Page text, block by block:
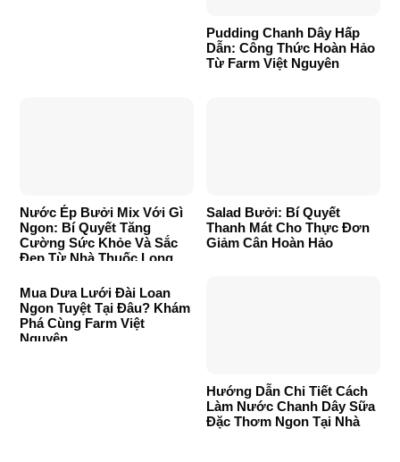
Pudding Chanh Dây Hấp
Dẫn: Công Thức Hoàn Hảo
Từ Farm Việt Nguyên
Nước Ép Bưởi Mix Với Gì
Ngon: Bí Quyết Tăng
Cường Sức Khỏe Và Sắc
Đẹp Từ Nhà Thuốc Long
Salad Bưởi: Bí Quyết
Thanh Mát Cho Thực Đơn
Giảm Cân Hoàn Hảo
Mua Dưa Lưới Đài Loan
Ngon Tuyệt Tại Đâu? Khám
Phá Cùng Farm Việt
Nguyên
Hướng Dẫn Chi Tiết Cách
Làm Nước Chanh Dây Sữa
Đặc Thơm Ngon Tại Nhà